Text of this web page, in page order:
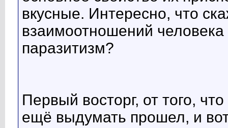
вкусные. Интересно, что
взаимоотношений человека
паразитизм?
Первый восторг, от того,
ещё выдумать прошел, и